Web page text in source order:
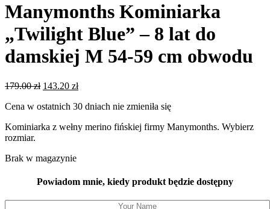
Manymonths Kominiarka
„Twilight Blue” – 8 lat do
damskiej M 54-59 cm obwodu
179.00zł Pierwotna
wynosiła:
143.20 złAktualna
wynosi:
Cena w ostatnich 30 dniach nie zmieniła się
Kominiarka z wełny merino fińskiej firmy Manymonths. Wybierz
rozmiar.
Brak w magazynie
Powiadom mnie, kiedy produkt będzie dostępny